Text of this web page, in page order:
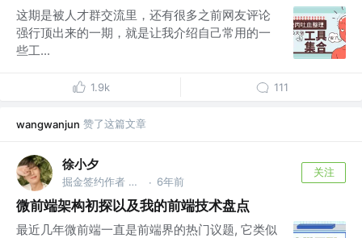
这期是被人才群交流里，还有很多之前网友评论
强行顶出来的一期，就是让我介绍自己常用的一
些工...
1.9k 111
wangwanjun 赞了这篇文章
徐小夕
掘金签约作者 @flowmix多模态 · 6年前
关注
微前端架构初探以及我的前端技术盘点
最近几年微前端一直是前端界的热门议题, 它类似